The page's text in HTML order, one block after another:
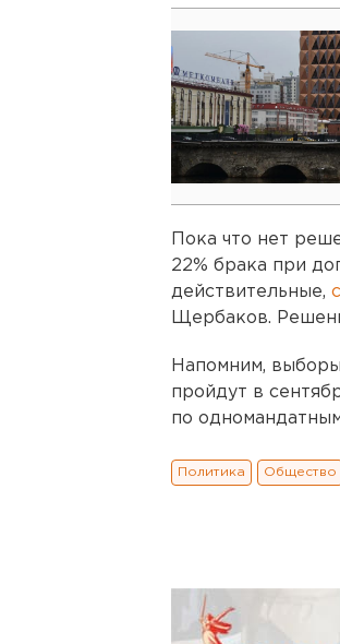
Пока что нет
22% брака при
действительные,
Щербаков.
Напомним,
пройдут в
по
Политика Общество